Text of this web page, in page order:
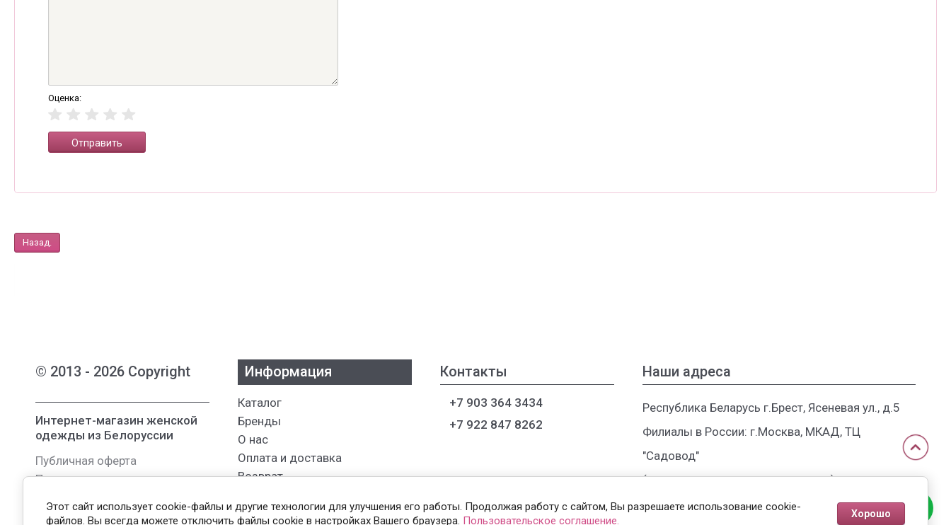
Оценка:
Назад.
© 2013 - 2026 Copyright
Интернет-магазин женской
одежды из Белоруссии
Публичная оферта
Пользовательское соглашение
конфиденциальности
Информация
Каталог
Бренды
О нас
Оплата и доставка
Возврат
Новости
Контакты
+7 903 364 3434
+7 922 847 8262
Наши адреса
Республика Беларусь г.Брест, Ясеневая ул., д.5
Филиалы в России: г.Москва, МКАД, ТЦ
"Садовод"
(пункт выдачи оптовым клиентам)
Этот сайт использует cookie-файлы и другие технологии для улучшения его работы. Продолжая работу с сайтом, Вы разрешаете использование cookie-
файлов. Вы всегда можете отключить файлы cookie в настройках Вашего браузера. Пользовательское соглашение.
Хорошо